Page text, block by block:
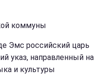
коммуны
Эмс российский царь
указ, направленный на
и культуры